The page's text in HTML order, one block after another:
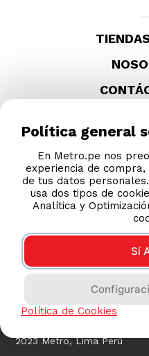
COMPRAS 100% SEGURAS
Esta tienda usa Niubiz para
electrónicas.
2023 Metro, Lima Perú
Política general
En Metro.pe nos
experiencia de
de tus datos
usa dos tipos de
Analítica y
Sí
Política de Cookies